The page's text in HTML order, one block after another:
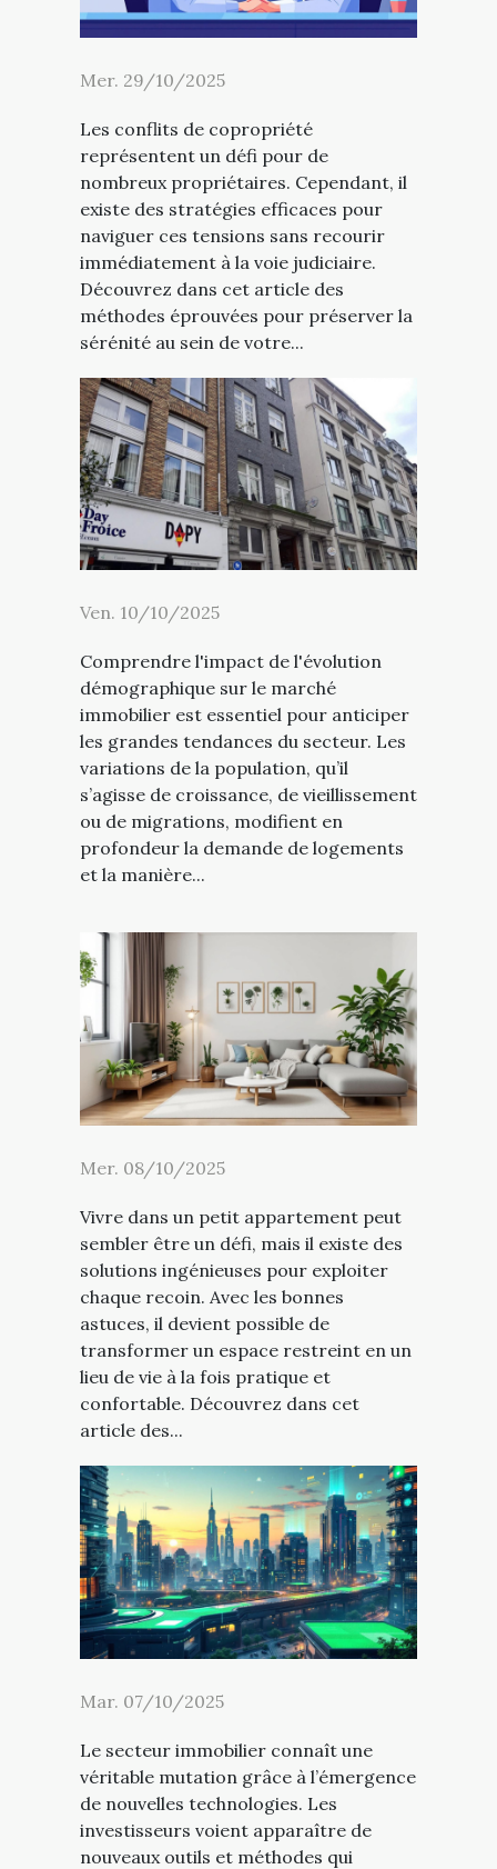
Mer. 29/10/2025
Les conflits de copropriété
représentent un défi pour de
nombreux propriétaires. Cependant, il
existe des stratégies efficaces pour
naviguer ces tensions sans recourir
immédiatement à la voie judiciaire.
Découvrez dans cet article des
méthodes éprouvées pour préserver la
sérénité au sein de votre...
Ven. 10/10/2025
Comprendre l'impact de l'évolution
démographique sur le marché
immobilier est essentiel pour anticiper
les grandes tendances du secteur. Les
variations de la population, qu’il
s’agisse de croissance, de vieillissement
ou de migrations, modifient en
profondeur la demande de logements
et la manière...
Mer. 08/10/2025
Vivre dans un petit appartement peut
sembler être un défi, mais il existe des
solutions ingénieuses pour exploiter
chaque recoin. Avec les bonnes
astuces, il devient possible de
transformer un espace restreint en un
lieu de vie à la fois pratique et
confortable. Découvrez dans cet
article des...
Mar. 07/10/2025
Le secteur immobilier connaît une
véritable mutation grâce à l’émergence
de nouvelles technologies. Les
investisseurs voient apparaître de
nouveaux outils et méthodes qui